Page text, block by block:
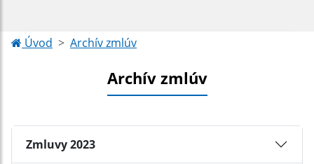
Úvod Archív zmlúv
Archív zmlúv
Zmluvy 2023